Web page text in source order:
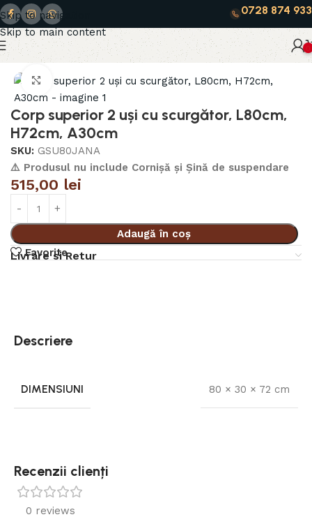
Skip to navigation
Skip to main content
0728 874 933
Prima pagină Jana
Click to enlarge
Corp superior 2 uși cu scurgător, L80cm,
H72cm, A30cm
SKU: GSU80JANA
⚠️ Produsul nu include Cornișă și Șină de suspendare
515,00 lei
Adaugă în coș
Favorite
Livrare si Retur
Descriere
DIMENSIUNI 80 × 30 × 72 cm
Recenzii clienți
0 reviews